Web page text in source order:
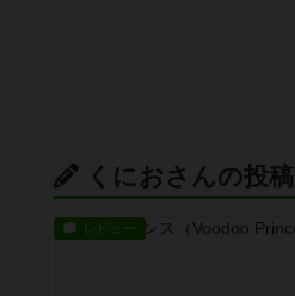
くにおさんの投稿
レビュー